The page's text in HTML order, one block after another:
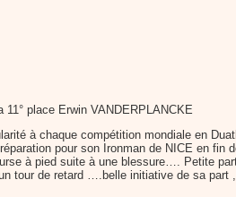
place Erwin VANDERPLANCKE
à chaque compétition mondiale en
pour son Ironman de NICE en fin
à pied suite à une blessure…. Petite
tour de retard ….belle initiative de sa part